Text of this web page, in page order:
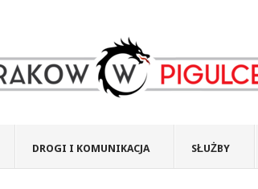
DROGI I KOMUNIKACJA SŁUŻBY